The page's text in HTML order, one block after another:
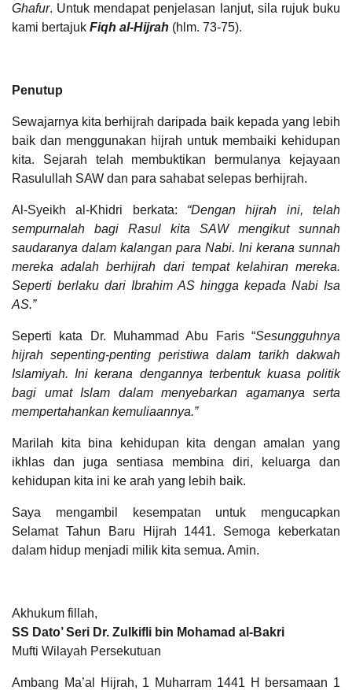
Ghafur. Untuk mendapat penjelasan lanjut, sila rujuk buku
kami bertajuk Fiqh al-Hijrah (hlm. 73-75).
Penutup
Sewajarnya kita berhijrah daripada baik kepada yang lebih
baik dan menggunakan hijrah untuk membaiki kehidupan
kita. Sejarah telah membuktikan bermulanya kejayaan
Rasulullah SAW dan para sahabat selepas berhijrah.
Al-Syeikh al-Khidri berkata: “Dengan hijrah ini, telah
sempurnalah bagi Rasul kita SAW mengikut sunnah
saudaranya dalam kalangan para Nabi. Ini kerana sunnah
mereka adalah berhijrah dari tempat kelahiran mereka.
Seperti berlaku dari Ibrahim AS hingga kepada Nabi Isa
AS.”
Seperti kata Dr. Muhammad Abu Faris “Sesungguhnya
hijrah sepenting-penting peristiwa dalam tarikh dakwah
Islamiyah. Ini kerana dengannya terbentuk kuasa politik
bagi umat Islam dalam menyebarkan agamanya serta
mempertahankan kemuliaannya.”
Marilah kita bina kehidupan kita dengan amalan yang
ikhlas dan juga sentiasa membina diri, keluarga dan
kehidupan kita ini ke arah yang lebih baik.
Saya mengambil kesempatan untuk mengucapkan
Selamat Tahun Baru Hijrah 1441. Semoga keberkatan
dalam hidup menjadi milik kita semua. Amin.
Akhukum fillah,
SS Dato’ Seri Dr. Zulkifli bin Mohamad al-Bakri
Mufti Wilayah Persekutuan
Ambang Ma’al Hijrah, 1 Muharram 1441 H bersamaan 1